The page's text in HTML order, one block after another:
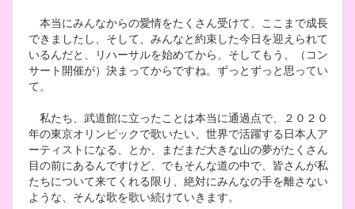
本当にみんなからの愛情をたくさん受けて、ここまで成長
できましたし、そして、みんなと約束した今日を迎えられて
いるんだと、リハーサルを始めてから、そしてもう、（コン
サート開催が）決まってからですね。ずっとずっと思ってい
て。
私たち、武道館に立ったことは本当に通過点で、２０２０
年の東京オリンピックで歌いたい、世界で活躍する日本人ア
ーティストになる、とか、まだまだ大きな山の夢がたくさん
目の前にあるんですけど、でもそんな道の中で、皆さんが私
たちについて来てくれる限り、絶対にみんなの手を離さない
ような、そんな歌を歌い続けていきます。